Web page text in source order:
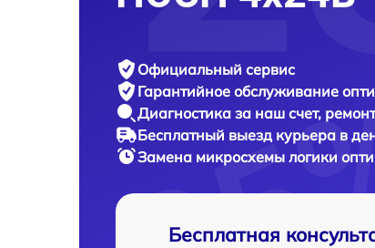
Официальный сервис
Гарантийное обслуживание
Диагностика за наш счет,
Бесплатный выезд курьера в
Замена микросхемы логики
Бесплатная